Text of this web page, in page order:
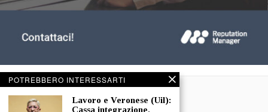
POTREBBERO INTERESSARTI
Lavoro e Veronese (Uil):
Cassa integrazione,